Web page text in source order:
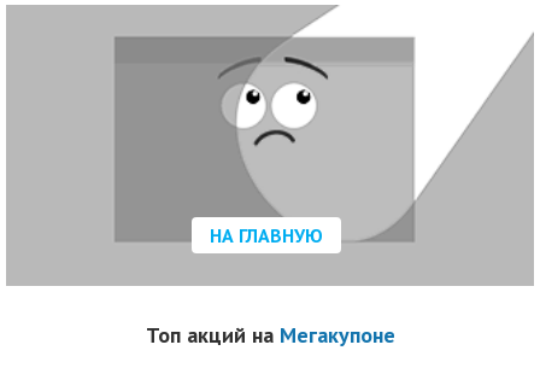
НА ГЛАВНУЮ
Топ акций на Мегакупоне